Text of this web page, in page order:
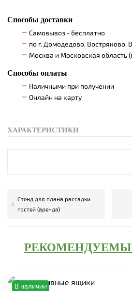
Способы доставки
Самовывоз - бесплатно
по г. Домодедово, Востряково,
Москва и Московская область
Способы оплаты
Наличными при получении
Онлайн на карту
ХАРАКТЕРИСТИКИ
Стенд для плана рассадки
гостей (аренда)
В наличии